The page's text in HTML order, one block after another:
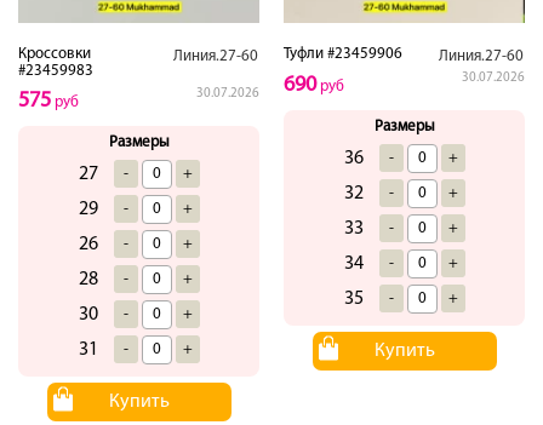
Кроссовки
#23459983
Линия.27-60
30.07.2026
575 руб
Размеры
27 - +
29 - +
26 - +
28 - +
30 - +
31 - +
Купить
Туфли #23459906 Линия.27-60
30.07.2026
690руб
Размеры
36 - +
32 - +
33 - +
34 - +
35 - +
Купить